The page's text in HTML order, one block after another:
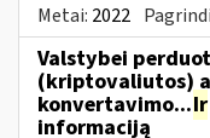
Metai: 2022
Valstybei
(kriptovaliutos)
konvertavimo...Ir
informaciją